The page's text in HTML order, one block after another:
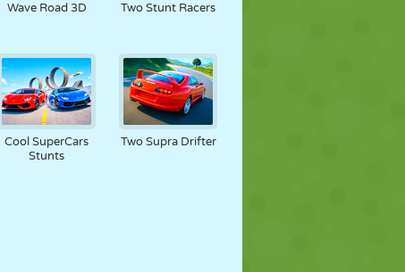
Wave Road 3D Two Stunt Racers
Cool SuperCars
Stunts
Two Supra Drifter